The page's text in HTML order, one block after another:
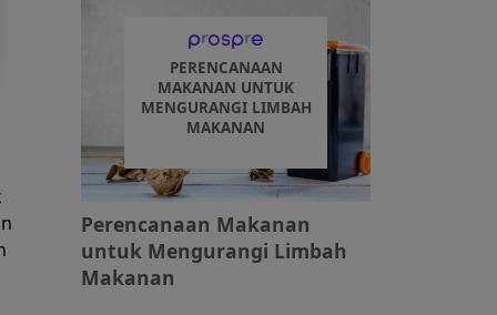
PERENCANAAN
MAKANAN UNTUK
MENGURANGI LIMBAH
MAKANAN
Perencanaan Makanan
untuk Mengurangi Limbah
Makanan